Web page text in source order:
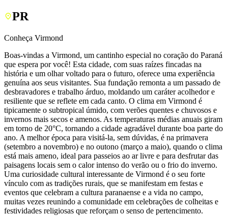
PR
Conheça Virmond
Boas-vindas a Virmond, um cantinho especial no coração do Paraná
que espera por você! Esta cidade, com suas raízes fincadas na
história e um olhar voltado para o futuro, oferece uma experiência
genuína aos seus visitantes. Sua fundação remonta a um passado de
desbravadores e trabalho árduo, moldando um caráter acolhedor e
resiliente que se reflete em cada canto. O clima em Virmond é
tipicamente o subtropical úmido, com verões quentes e chuvosos e
invernos mais secos e amenos. As temperaturas médias anuais giram
em torno de 20°C, tornando a cidade agradável durante boa parte do
ano. A melhor época para visitá-la, sem dúvidas, é na primavera
(setembro a novembro) e no outono (março a maio), quando o clima
está mais ameno, ideal para passeios ao ar livre e para desfrutar das
paisagens locais sem o calor intenso do verão ou o frio do inverno.
Uma curiosidade cultural interessante de Virmond é o seu forte
vínculo com as tradições rurais, que se manifestam em festas e
eventos que celebram a cultura paranaense e a vida no campo,
muitas vezes reunindo a comunidade em celebrações de colheitas e
festividades religiosas que reforçam o senso de pertencimento.